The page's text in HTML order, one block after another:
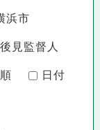
浜市
後見監督人
日付